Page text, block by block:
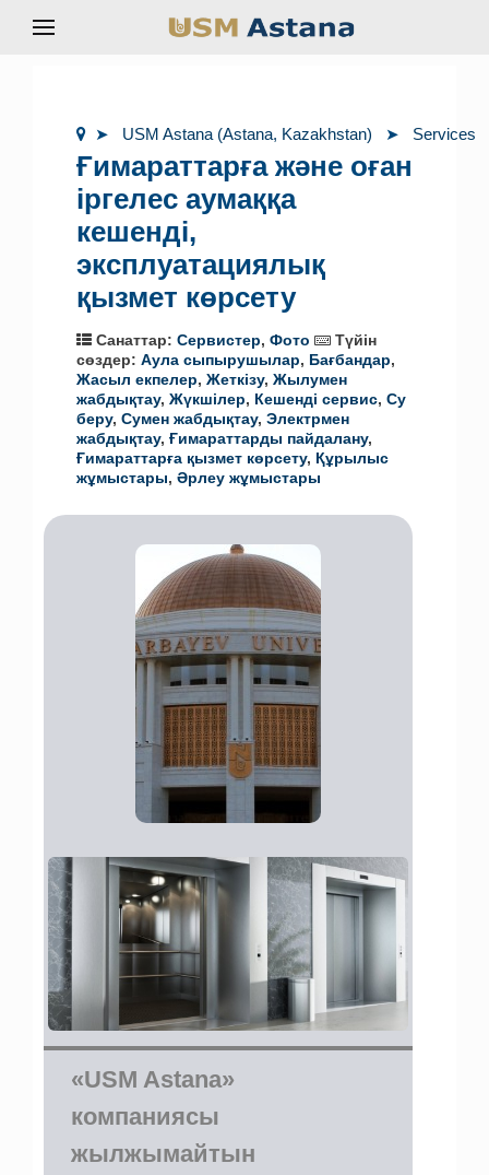
USM Astana (Astana, Kazakhstan) Services
Ғимараттарға және оған
іргелес аумаққа
кешенді,
эксплуатациялық
қызмет көрсету
Санаттар: Сервистер, Фото
Түйін
сөздер: Аула сыпырушылар, Бағбандар,
Жасыл екпелер, Жеткізу, Жылумен
жабдықтау, Жүкшілер, Кешенді сервис, Су
беру, Сумен жабдықтау, Электрмен
жабдықтау, Ғимараттарды пайдалану,
Ғимараттарға қызмет көрсету, Құрылыс
жұмыстары, Әрлеу жұмыстары
«USM Astana»
компаниясы
жылжымайтын